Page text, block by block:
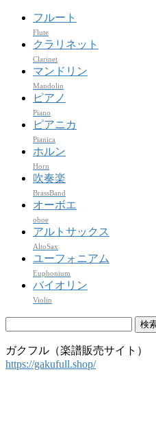
フルート
Flute
クラリネット
Clarinet
マンドリン
Mandolin
ピアノ
Piano
ピアニカ
Pianica
ホルン
Horn
吹奏楽
BrassBand
オーボエ
oboe
アルトサックス
AltoSax
ユーフォニアム
Euphonium
バイオリン
Violin
ガクフル（楽譜販売サイト）
https://gakufull.shop/